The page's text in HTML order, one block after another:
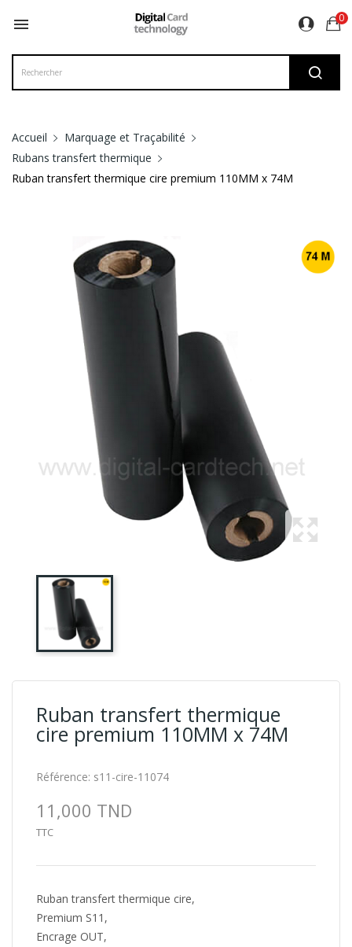
 0
Accueil
Marquage et Traçabilité
Rubans transfert thermique
Ruban transfert thermique cire premium 110MM x 74M
Ruban transfert thermique
cire premium 110MM x 74M
Référence: s11-cire-11074
11,000 TND
TTC
Ruban transfert thermique cire,
Premium S11,
Encrage OUT,